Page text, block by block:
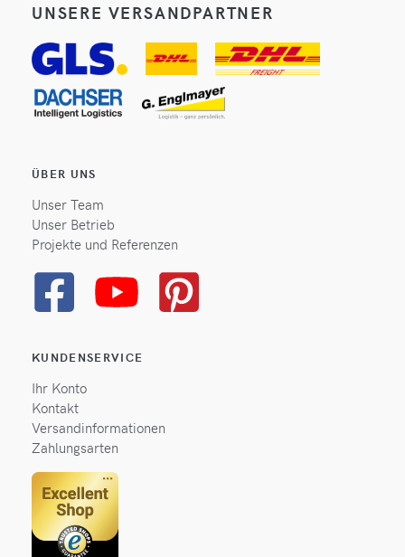
UNSERE VERSANDPARTNER
ÜBER UNS
Unser Team
Unser Betrieb
Projekte und Referenzen
KUNDENSERVICE
Ihr Konto
Kontakt
Versandinformationen
Zahlungsarten